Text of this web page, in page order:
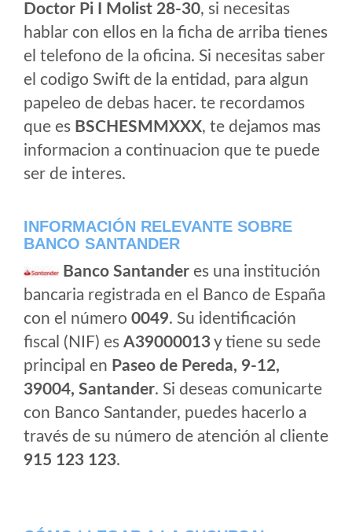
Doctor Pi I Molist 28-30, si necesitas
hablar con ellos en la ficha de arriba tienes
el telefono de la oficina. Si necesitas saber
el codigo Swift de la entidad, para algun
papeleo de debas hacer. te recordamos
que es BSCHESMMXXX, te dejamos mas
informacion a continuacion que te puede
ser de interes.
INFORMACIÓN RELEVANTE SOBRE
BANCO SANTANDER
Banco Santander es una institución
bancaria registrada en el Banco de España
con el número 0049. Su identificación
fiscal (NIF) es A39000013y tiene su sede
principal en Paseo de Pereda, 9-12,
39004, Santander. Si deseas comunicarte
con Banco Santander, puedes hacerlo a
través de su número de atención al cliente
915 123 123.